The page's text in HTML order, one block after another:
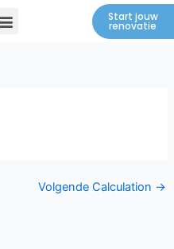
Menu Start jouw
renovatie
Volgende Calculation →